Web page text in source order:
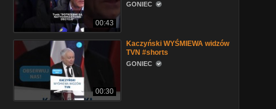
00:43
GONIEC
00:30
Kaczyński WYŚMIEWA widzów
TVN #shorts
GONIEC